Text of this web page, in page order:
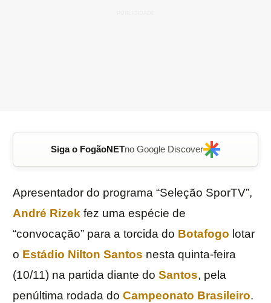
Siga o FogãoNETno Google Discover
Apresentador do programa “Seleção SporTV”,
André Rizek fez uma espécie de
“convocação” para a torcida do Botafogo lotar
o Estádio Nilton Santos nesta quinta-feira
(10/11) na partida diante do Santos, pela
penúltima rodada do Campeonato Brasileiro.